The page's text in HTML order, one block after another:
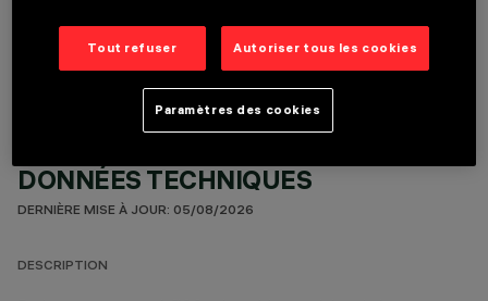
COMPOSANTS OPTIONNELS
DONNÉES TECHNIQUES
DERNIÈRE MISE À JOUR: 05/08/2026
DESCRIPTION
Tout refuser Autoriser tous les cookies
Paramètres des cookies